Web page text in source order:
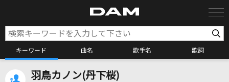
キーワード 曲名 歌手名 歌詞
カラオケ検索
羽鳥カノン(丹下桜)